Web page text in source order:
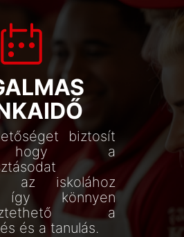
biztosít
hogy a
az iskolához
így könnyen
a
és a tanulás.